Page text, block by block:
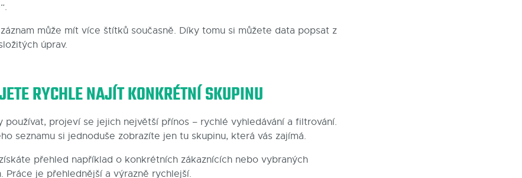
může mít více štítků současně. Díky tomu si můžete data popsat z
úprav.
RYCHLE NAJÍT KONKRÉTNÍ SKUPINU
projeví se jejich největší přínos – rychlé vyhledávání a filtrování.
seznamu si jednoduše zobrazíte jen tu skupinu, která vás zajímá.
přehled například o konkrétních zákaznících nebo vybraných
Práce je přehlednější a výrazně rychlejší.